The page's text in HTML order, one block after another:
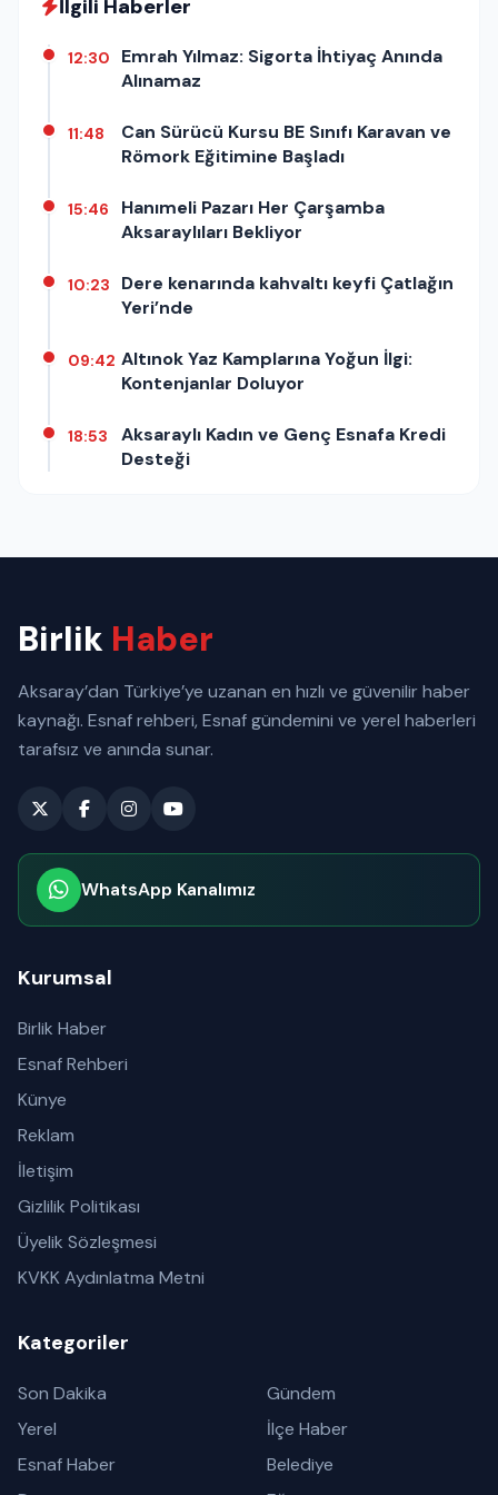
İlgili Haberler
12:30
Emrah Yılmaz: Sigorta İhtiyaç Anında
Alınamaz
11:48
Can Sürücü Kursu BE Sınıfı Karavan ve
Römork Eğitimine Başladı
15:46
Hanımeli Pazarı Her Çarşamba
Aksaraylıları Bekliyor
10:23
Dere kenarında kahvaltı keyfi Çatlağın
Yeri’nde
09:42 Altınok Yaz Kamplarına Yoğun İlgi:
Kontenjanlar Doluyor
18:53
Aksaraylı Kadın ve Genç Esnafa Kredi
Desteği
Birlik Haber
Aksaray’dan Türkiye’ye uzanan en hızlı ve güvenilir haber
kaynağı. Esnaf rehberi, Esnaf gündemini ve yerel haberleri
tarafsız ve anında sunar.
WhatsApp Kanalımız
Kurumsal
Birlik Haber
Esnaf Rehberi
Künye
Reklam
İletişim
Gizlilik Politikası
Üyelik Sözleşmesi
KVKK Aydınlatma Metni
Kategoriler
Son Dakika
Gündem
Yerel
İlçe Haber
Esnaf Haber
Belediye